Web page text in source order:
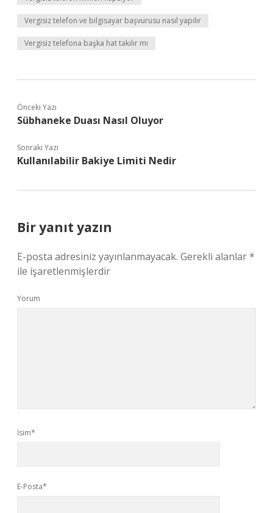
Vergisiz telefon ve bilgisayar başvurusu nasıl yapılır
Vergisiz telefona başka hat takılır mı
Önceki Yazı
Sübhaneke Duası Nasıl Oluyor
Sonraki Yazı
Kullanılabilir Bakiye Limiti Nedir
Bir yanıt yazın
E-posta adresiniz yayınlanmayacak. Gerekli alanlar*
ile işaretlenmişlerdir
Yorum
İsim*
E-Posta*